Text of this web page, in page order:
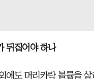
뒤집어야 하나
에도 머리카락 볼륨을 살